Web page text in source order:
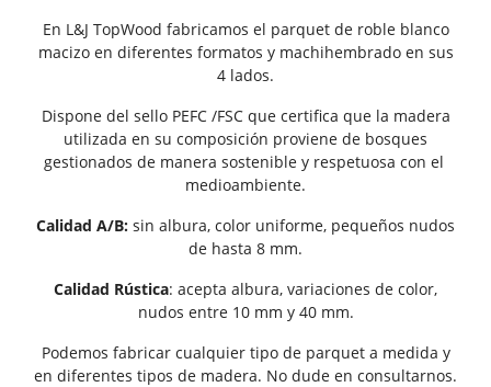
En L&J TopWood fabricamos el parquet de roble blanco
macizo en diferentes formatos y machihembrado en sus
4 lados.
Dispone del sello PEFC /FSC que certifica que la madera
utilizada en su composición proviene de bosques
gestionados de manera sostenible y respetuosa con el
medioambiente.
Calidad A/B: sin albura, color uniforme, pequeños nudos
de hasta 8 mm.
Calidad Rústica: acepta albura, variaciones de color,
nudos entre 10 mm y 40 mm.
Podemos fabricar cualquier tipo de parquet a medida y
en diferentes tipos de madera. No dude en consultarnos.